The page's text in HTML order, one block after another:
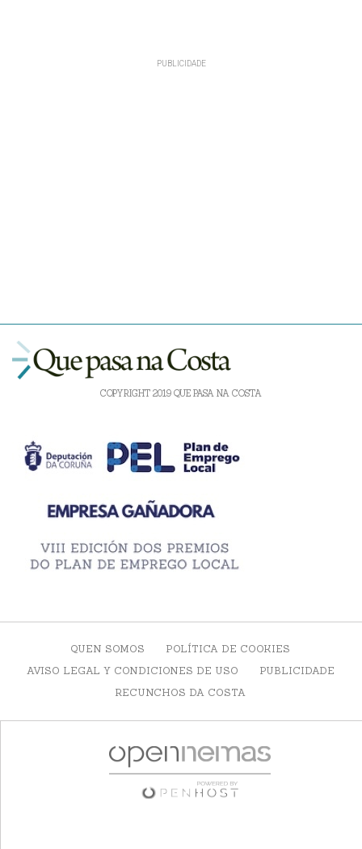
COPYRIGHT 2019 QUE PASA NA COSTA
QUEN SOMOS
POLÍTICA DE COOKIES
AVISO LEGAL Y CONDICIONES DE USO
PUBLICIDADE
RECUNCHOS DA COSTA